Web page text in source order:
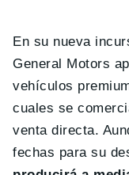
En su nueva
General Motors
vehículos
cuales se
venta directa.
fechas para su